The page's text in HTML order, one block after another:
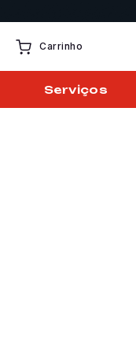
Carrinho
Serviços